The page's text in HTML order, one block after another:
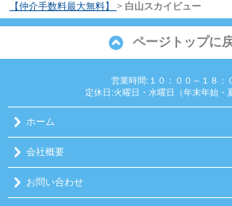
【仲介手数料最大無料】
> 白山スカイビュー
ページトップに
営業時間:１０：００～１８：
定休日:火曜日・水曜日（年末年始・
ホーム
会社概要
お問い合わせ